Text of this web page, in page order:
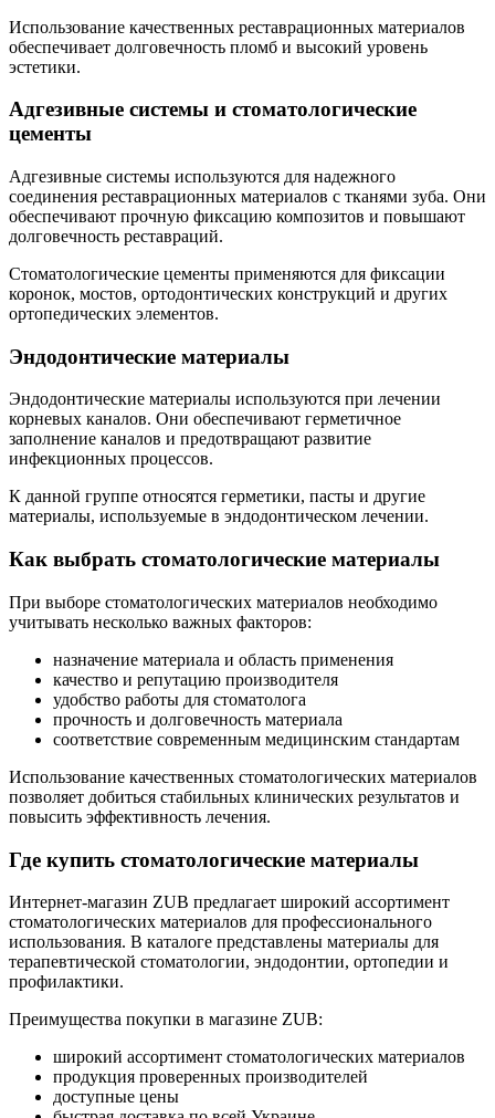
Использование качественных реставрационных материалов
обеспечивает долговечность пломб и высокий уровень
эстетики.
Адгезивные системы и стоматологические
цементы
Адгезивные системы используются для надежного
соединения реставрационных материалов с тканями зуба. Они
обеспечивают прочную фиксацию композитов и повышают
долговечность реставраций.
Стоматологические цементы применяются для фиксации
коронок, мостов, ортодонтических конструкций и других
ортопедических элементов.
Эндодонтические материалы
Эндодонтические материалы используются при лечении
корневых каналов. Они обеспечивают герметичное
заполнение каналов и предотвращают развитие
инфекционных процессов.
К данной группе относятся герметики, пасты и другие
материалы, используемые в эндодонтическом лечении.
Как выбрать стоматологические материалы
При выборе стоматологических материалов необходимо
учитывать несколько важных факторов:
назначение материала и область применения
качество и репутацию производителя
удобство работы для стоматолога
прочность и долговечность материала
соответствие современным медицинским стандартам
Использование качественных стоматологических материалов
позволяет добиться стабильных клинических результатов и
повысить эффективность лечения.
Где купить стоматологические материалы
Интернет-магазин ZUB предлагает широкий ассортимент
стоматологических материалов для профессионального
использования. В каталоге представлены материалы для
терапевтической стоматологии, эндодонтии, ортопедии и
профилактики.
Преимущества покупки в магазине ZUB:
широкий ассортимент стоматологических материалов
продукция проверенных производителей
доступные цены